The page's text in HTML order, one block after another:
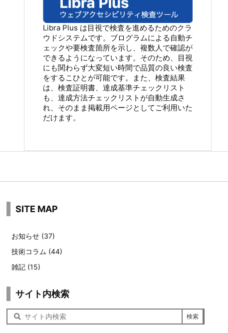
Libra Plus は目視で検査を進めるためのクラ
ウドシステムです。ブログラムによる自動チ
ェックや要検査箇所を示し、複数人で確認が
できるようになっています。そのため、目視
にも関わらず大変短い時間で品質の良い検査
をするこひとが可能です。また、検査結果
は、検査証明書、達成基準チェックリスト
も、達成方法チェックリストが自動生成さ
れ、そのまま掲載用ページとしてご利用いた
だけます。
SITE MAP
お知らせ (37)
技術コラム (44)
雑記 (15)
サイト内検索
イ